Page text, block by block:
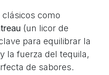
como
(un licor de
para equilibrar la
la fuerza del tequila,
de sabores.